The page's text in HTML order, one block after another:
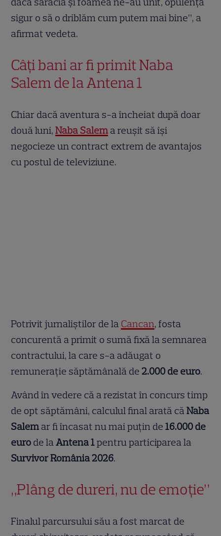
sigur o să o driblăm cum putem mai bine”, a
afirmat vedeta.
Câți bani ar fi primit Naba
Salem de la Antena 1
Chiar dacă aventura s-a încheiat după doar
două luni,Naba Salem a reușit să își
negocieze un contract extrem de avantajos
cu postul de televiziune.
Potrivit jurnaliștilor de la Cancan, fosta
concurentă a primit o sumă fixă la semnarea
contractului, la care s-a adăugat o
remunerație săptămânală de 2.000 de euro.
Având în vedere că a rezistat în concurs timp
de opt săptămâni, calculul final arată căNaba
Salem ar fi încasat nu mai puțin de16.000 de
euro de laAntena 1pentru participarea la
Survivor România 2026.
„Plâng de dureri, nu de emoție”
Finalul parcursului său a fost marcat de